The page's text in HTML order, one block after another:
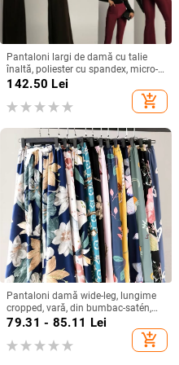
Pantaloni largi de damă cu talie
înaltă, poliester cu spandex, micro-
elasticitate, stil street fashionista
142.50 Lei
add_shopping_cart
Pantaloni damă wide-leg, lungime
cropped, vară, din bumbac-satén,
talie înaltă, casual
79.31 - 85.11 Lei
add_shopping_cart